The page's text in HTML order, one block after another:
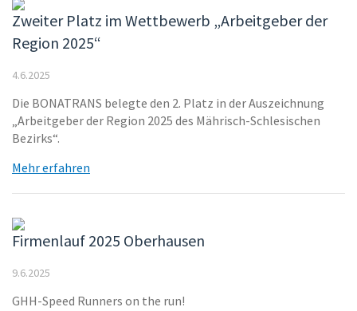
Zweiter Platz im Wettbewerb „Arbeitgeber der
Region 2025“
4.6.2025
Die BONATRANS belegte den 2. Platz in der Auszeichnung
„Arbeitgeber der Region 2025 des Mährisch-Schlesischen
Bezirks“.
Mehr erfahren
Firmenlauf 2025 Oberhausen
9.6.2025
GHH-Speed Runners on the run!